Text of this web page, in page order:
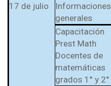
17 de julio
Informaciones
generales
Capacitación
Prest Math
Docentes de
matemáticas
grados 1° y 2°